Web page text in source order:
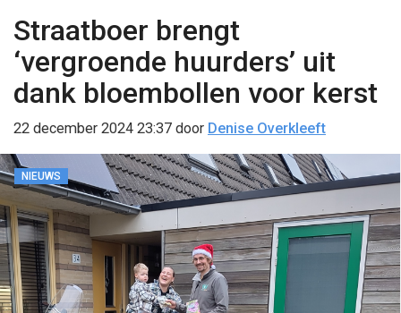
Straatboer brengt
‘vergroende huurders’ uit
dank bloembollen voor kerst
22 december 2024 23:37 door Denise Overkleeft
NIEUWS